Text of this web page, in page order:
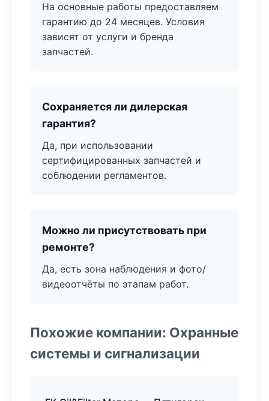
На основные работы предоставляем
гарантию до 24 месяцев. Условия
зависят от услуги и бренда
запчастей.
Сохраняется ли дилерская
гарантия?
Да, при использовании
сертифицированных запчастей и
соблюдении регламентов.
Можно ли присутствовать при
ремонте?
Да, есть зона наблюдения и фото/
видеоотчёты по этапам работ.
Похожие компании: Охранные
системы и сигнализации